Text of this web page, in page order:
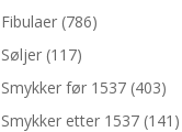
Fibulaer (786)
Søljer (117)
Smykker før 1537 (403)
Smykker etter 1537 (141)